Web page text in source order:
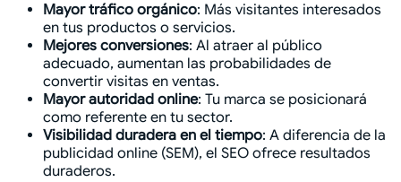
Mayor tráfico orgánico: Más visitantes interesados
en tus productos o servicios.
Mejores conversiones: Al atraer al público
adecuado, aumentan las probabilidades de
convertir visitas en ventas.
Mayor autoridad online: Tu marca se posicionará
como referente en tu sector.
Visibilidad duradera en el tiempo: A diferencia de la
publicidad online (SEM), el SEO ofrece resultados
duraderos.